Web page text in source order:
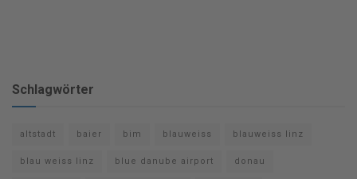
Schlagwörter
altstadt baier bim blauweiss blauweiss linz
blau weiss linz blue danube airport donau